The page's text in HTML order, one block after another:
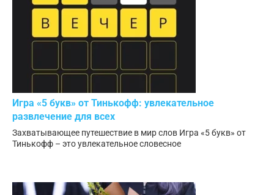
Игра «5 букв» от Тинькофф: увлекательное
развлечение для всех
Захватывающее путешествие в мир слов Игра «5 букв» от
Тинькофф – это увлекательное словесное